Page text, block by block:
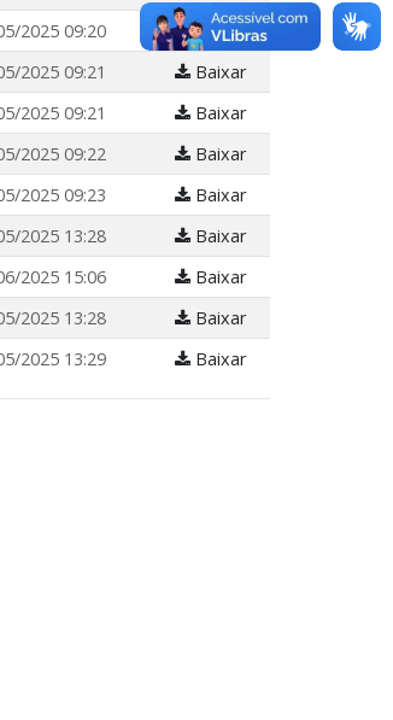
2025 09:20
Baixar
2025 09:21
Baixar
2025 09:21
Baixar
2025 09:22
Baixar
2025 09:23
Baixar
2025 13:28
Baixar
2025 15:06
Baixar
2025 13:28
Baixar
2025 13:29 Baixar